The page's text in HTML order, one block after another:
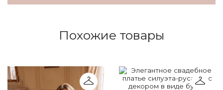
Похожие товары